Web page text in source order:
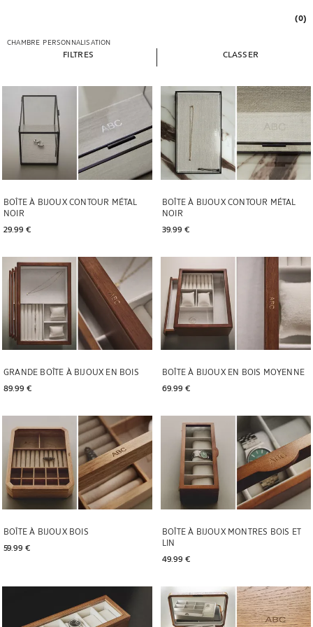
(0)
CHAMBRE PERSONNALISATION
FILTRES CLASSER
BOÎTE À BIJOUX CONTOUR MÉTAL
NOIR
29.99 €
BOÎTE À BIJOUX CONTOUR MÉTAL
NOIR
39.99 €
GRANDE BOÎTE À BIJOUX EN BOIS
89.99 €
BOÎTE À BIJOUX EN BOIS MOYENNE
69.99 €
BOÎTE À BIJOUX BOIS
59.99 €
BOÎTE À BIJOUX MONTRES BOIS ET
LIN
49.99 €